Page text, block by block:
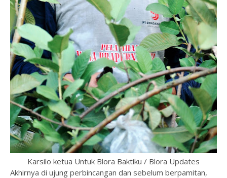
Karsilo ketua Untuk Blora Baktiku / Blora Updates
Akhirnya di ujung perbincangan dan sebelum berpamitan,